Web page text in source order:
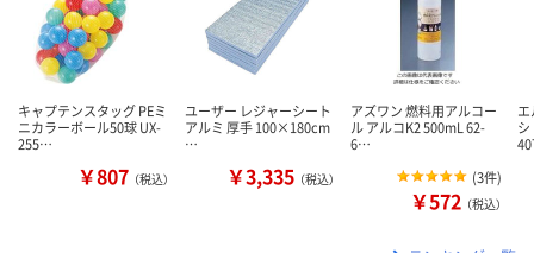
キャプテンスタッグ PEミ
ニカラーボール50球 UX-
255…
￥807 （税込）
ユーザー レジャーシート
アルミ 厚手 100×180cm
…
￥3,335 （税込）
アズワン 燃料用アルコー
ル アルコK2 500mL 62-
6…
(3件)
￥572 （税込）